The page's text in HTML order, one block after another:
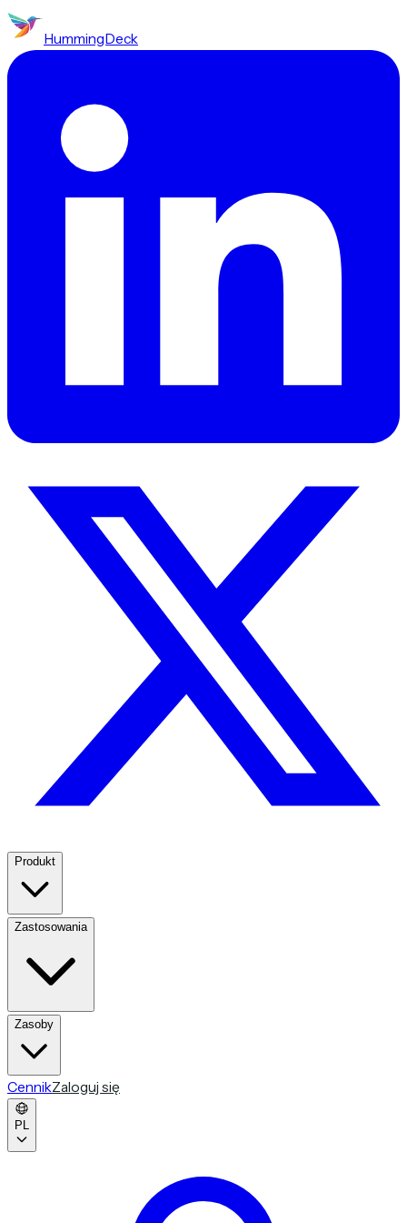
HummingDeck
Produkt
Zastosowania
Zasoby
CennikZaloguj się
PL